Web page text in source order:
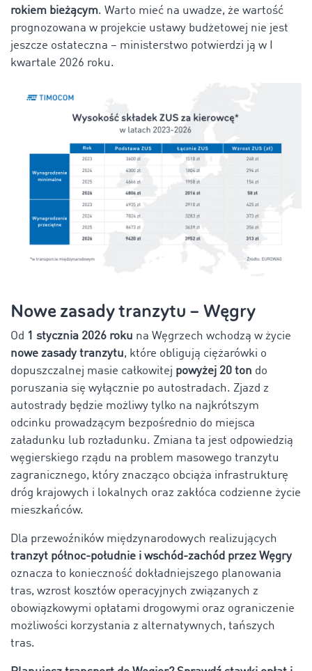
rokiem bieżącym. Warto mieć na uwadze, że wartość
prognozowana w projekcie ustawy budżetowej nie jest
jeszcze ostateczna – ministerstwo potwierdzi ją w I
kwartale 2026 roku.
Nowe zasady tranzytu – Węgry
Od 1 stycznia 2026 roku na Węgrzech wchodzą w życie
nowe zasady tranzytu, które obligują ciężarówki o
dopuszczalnej masie całkowitej powyżej 20 ton do
poruszania się wyłącznie po autostradach. Zjazd z
autostrady będzie możliwy tylko na najkrótszym
odcinku prowadzącym bezpośrednio do miejsca
załadunku lub rozładunku. Zmiana ta jest odpowiedzią
węgierskiego rządu na problem masowego tranzytu
zagranicznego, który znacząco obciąża infrastrukturę
dróg krajowych i lokalnych oraz zakłóca codzienne życie
mieszkańców.
Dla przewoźników międzynarodowych realizujących
tranzyt północ-południe i wschód-zachód przez Węgry
oznacza to konieczność dokładniejszego planowania
tras, wzrost kosztów operacyjnych związanych z
obowiązkowymi opłatami drogowymi oraz ograniczenie
możliwości korzystania z alternatywnych, tańszych
tras.